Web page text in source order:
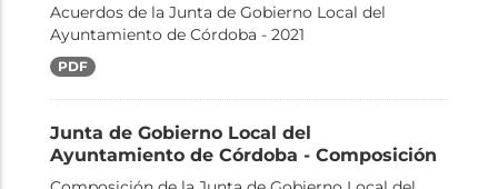
Acuerdos de la Junta de Gobierno Local del
Ayuntamiento de Córdoba - 2021
PDF
Junta de Gobierno Local del
Ayuntamiento de Córdoba - Composición